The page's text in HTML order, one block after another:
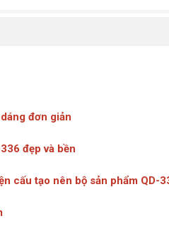
đơn giản
đẹp và bền
cấu tạo nên bộ sản phẩm QD-